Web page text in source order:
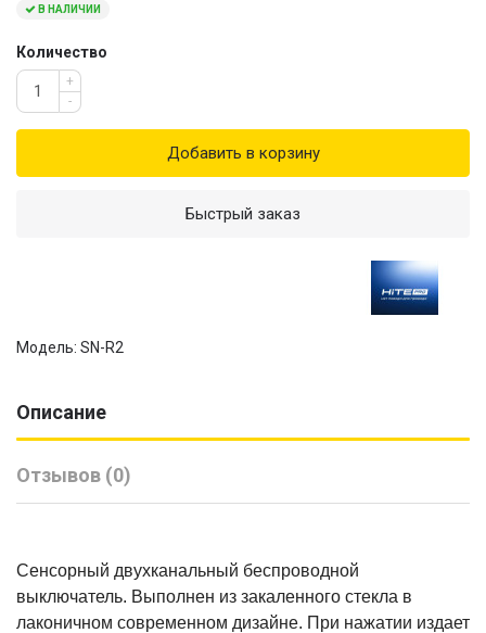
В НАЛИЧИИ
Количество
+
-
Добавить в корзину
Быстрый заказ
Модель: SN-R2
Описание
Отзывов (0)
Сенсорный двухканальный беспроводной
выключатель. Выполнен из закаленного стекла в
лаконичном современном дизайне. При нажатии издает